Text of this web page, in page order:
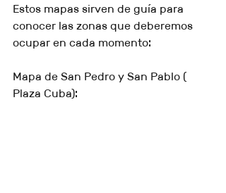
Estos mapas sirven de guía para
conocer las zonas que deberemos
ocupar en cada momento:
Mapa de San Pedro y San Pablo (
Plaza Cuba):